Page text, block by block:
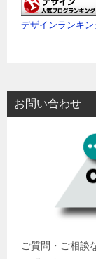
デザインランキン
お問い合わせ
ご質問・ご相談